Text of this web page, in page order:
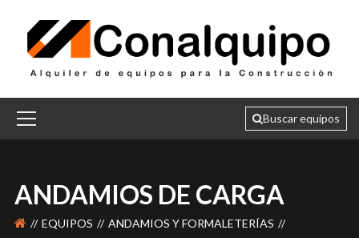
ANDAMIOS DE CARGA
EQUIPOS
ANDAMIOS Y FORMALETERÍAS